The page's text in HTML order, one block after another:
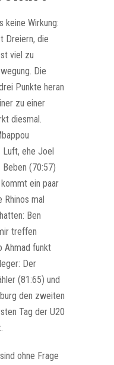
keine Wirkung:
Dreiern, die
viel zu
Die
Punkte heran
zu einer
diesmal.
ehe Joel
(70:57)
ein paar
Rhinos mal
Ben
treffen
Ahmad funkt
Der
(81:65) und
den zweiten
Tag der U20
ohne Frage